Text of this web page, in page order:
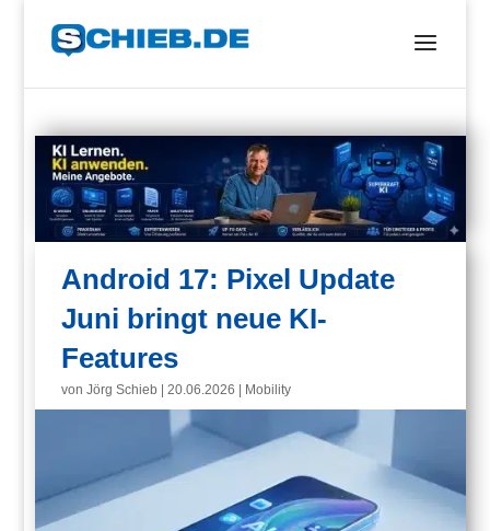
Android 17: Pixel Update
Juni bringt neue KI-
Features
vonJörg Schieb |20.06.2026 Mobility